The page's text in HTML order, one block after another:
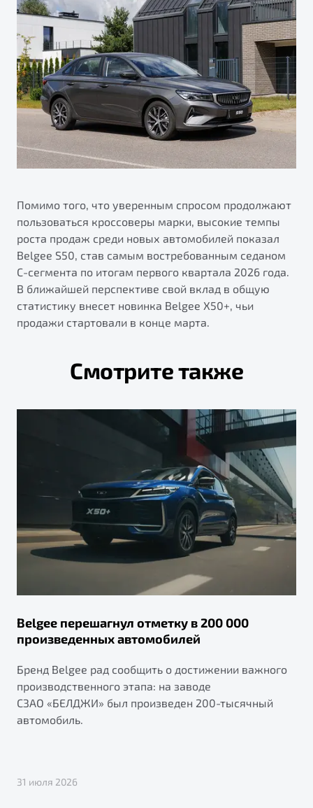
Помимо того, что уверенным спросом продолжают
пользоваться кроссоверы марки, высокие темпы
роста продаж среди новых автомобилей показал
Belgee S50, став самым востребованным седаном
С-сегмента по итогам первого квартала 2026 года.
В ближайшей перспективе свой вклад в общую
статистику внесет новинка Belgee X50+, чьи
продажи стартовали в конце марта.
Смотрите также
Belgee перешагнул отметку в 200 000
произведенных автомобилей
Бренд Belgee рад сообщить о достижении важного
производственного этапа: на заводе
СЗАО «БЕЛДЖИ» был произведен 200-тысячный
автомобиль.
31 июля 2026